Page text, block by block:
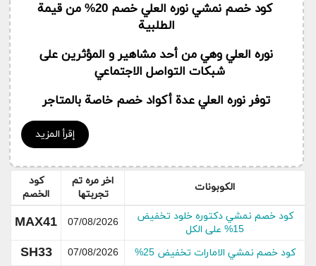
إقرأ المزيد
كود خصم نمشي نوره العلي خصم 20% من قيمة
الطلبية
نوره العلي وهي من أحد مشاهير و المؤثرين على
شبكات التواصل الاجتماعي
توفر نوره العلي عدة أكواد خصم خاصة بالمتاجر
السعودية كنمشي و وادي كوم هده الكوبونات توفرها
لمتابعينها على مواقع التواصل الاجتماعي
كوبون نمشي نوره العلي يمكنكم من تخفيض مايصل
الى 20% من قيمة الطلبية الخاصة بكم على موقع
نمشي هدا بيالاضافة الى الشحن المجاني و الدفع عند
الاستلام
الكوبونات
اخر مره تم
تجربتها
كود
الخصم
كود خصم نمشي دكتوره خلود تخفيض
15% على الكل
07/08/2026
MAX41
كود خصم نمشي الامارات تخفيض 25% 07/08/2026
SH33